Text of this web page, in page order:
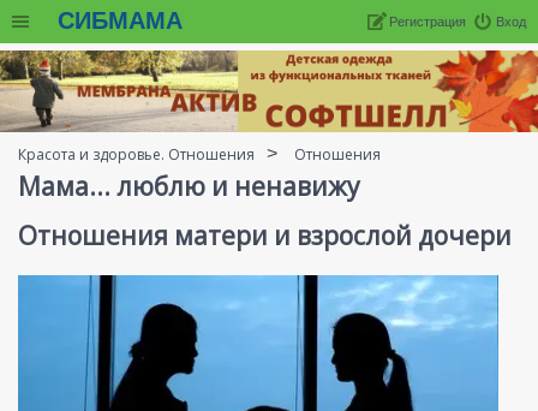
СИБМАМА Вход
Регистрация
Красота и здоровье. Отношения Отношения
Мама... люблю и ненавижу
Отношения матери и взрослой дочери